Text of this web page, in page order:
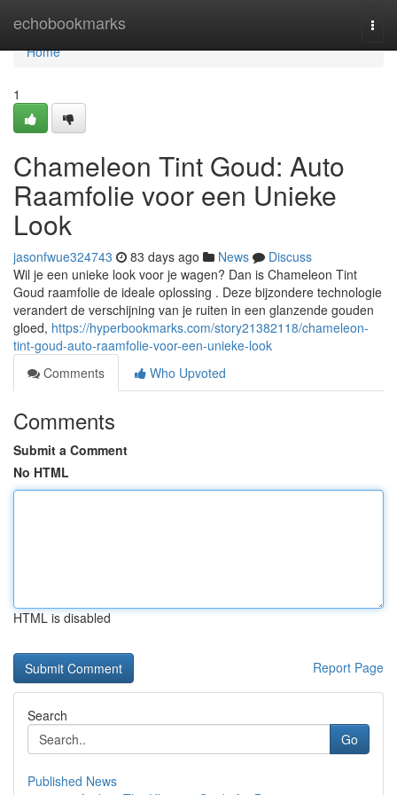
echobookmarks
Home
Home
1
Chameleon Tint Goud: Auto
Raamfolie voor een Unieke
Look
jasonfwue324743 83 days ago News
Discuss
Wil je een unieke look voor je wagen? Dan is Chameleon Tint
Goud raamfolie de ideale oplossing . Deze bijzondere technologie
verandert de verschijning van je ruiten in een glanzende gouden
gloed, https://hyperbookmarks.com/story21382118/chameleon-
tint-goud-auto-raamfolie-voor-een-unieke-look
Comments
Who Upvoted
Comments
Submit a Comment
No HTML
HTML is disabled
Report Page
Search
Go
Published News